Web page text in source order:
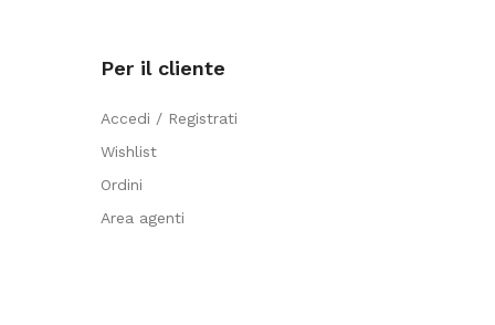
Per il cliente
Accedi / Registrati
Wishlist
Ordini
Area agenti